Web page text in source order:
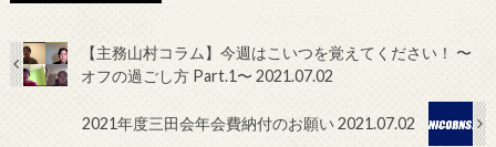
【主務山村コラム】今週はこいつを覚えてください！ 〜
オフの過ごし方 Part.1〜 2021.07.02
2021年度三田会年会費納付のお願い 2021.07.02